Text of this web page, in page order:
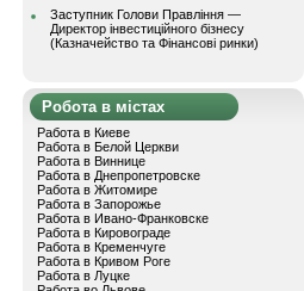
Заступник Голови Правління —
Директор інвестиційного бізнесу
(Казначейство та Фінансові ринки)
Робота в містах
Работа в Киеве
Работа в Белой Церкви
Работа в Виннице
Работа в Днепропетровске
Работа в Житомире
Работа в Запорожье
Работа в Ивано-Франковске
Работа в Кировограде
Работа в Кременчуге
Работа в Кривом Роге
Работа в Луцке